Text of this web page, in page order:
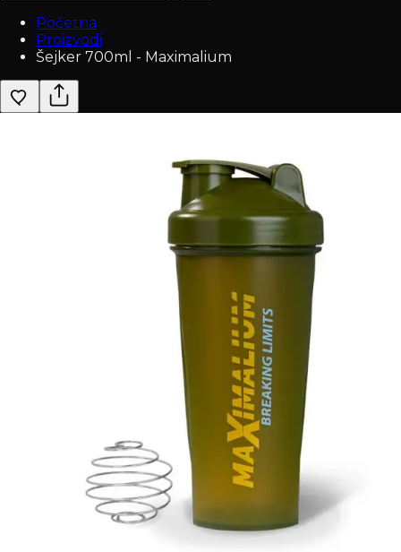
Početna
Proizvodi
Šejker 700ml - Maximalium